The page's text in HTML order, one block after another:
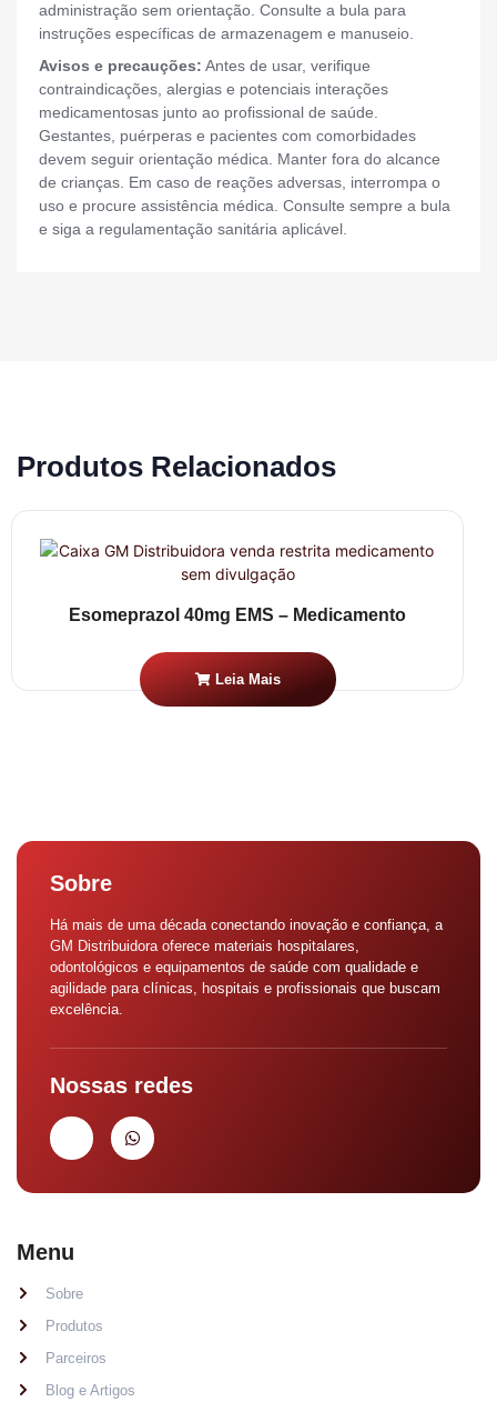
administração sem orientação. Consulte a bula para
instruções específicas de armazenagem e manuseio.
Avisos e precauções: Antes de usar, verifique
contraindicações, alergias e potenciais interações
medicamentosas junto ao profissional de saúde.
Gestantes, puérperas e pacientes com comorbidades
devem seguir orientação médica. Manter fora do alcance
de crianças. Em caso de reações adversas, interrompa o
uso e procure assistência médica. Consulte sempre a bula
e siga a regulamentação sanitária aplicável.
Produtos Relacionados
Esomeprazol 40mg EMS – Medicamento
Leia Mais
Sobre
Há mais de uma década conectando inovação e confiança, a
GM Distribuidora oferece materiais hospitalares,
odontológicos e equipamentos de saúde com qualidade e
agilidade para clínicas, hospitais e profissionais que buscam
excelência.
Nossas redes
Menu
Sobre
Produtos
Parceiros
Blog e Artigos